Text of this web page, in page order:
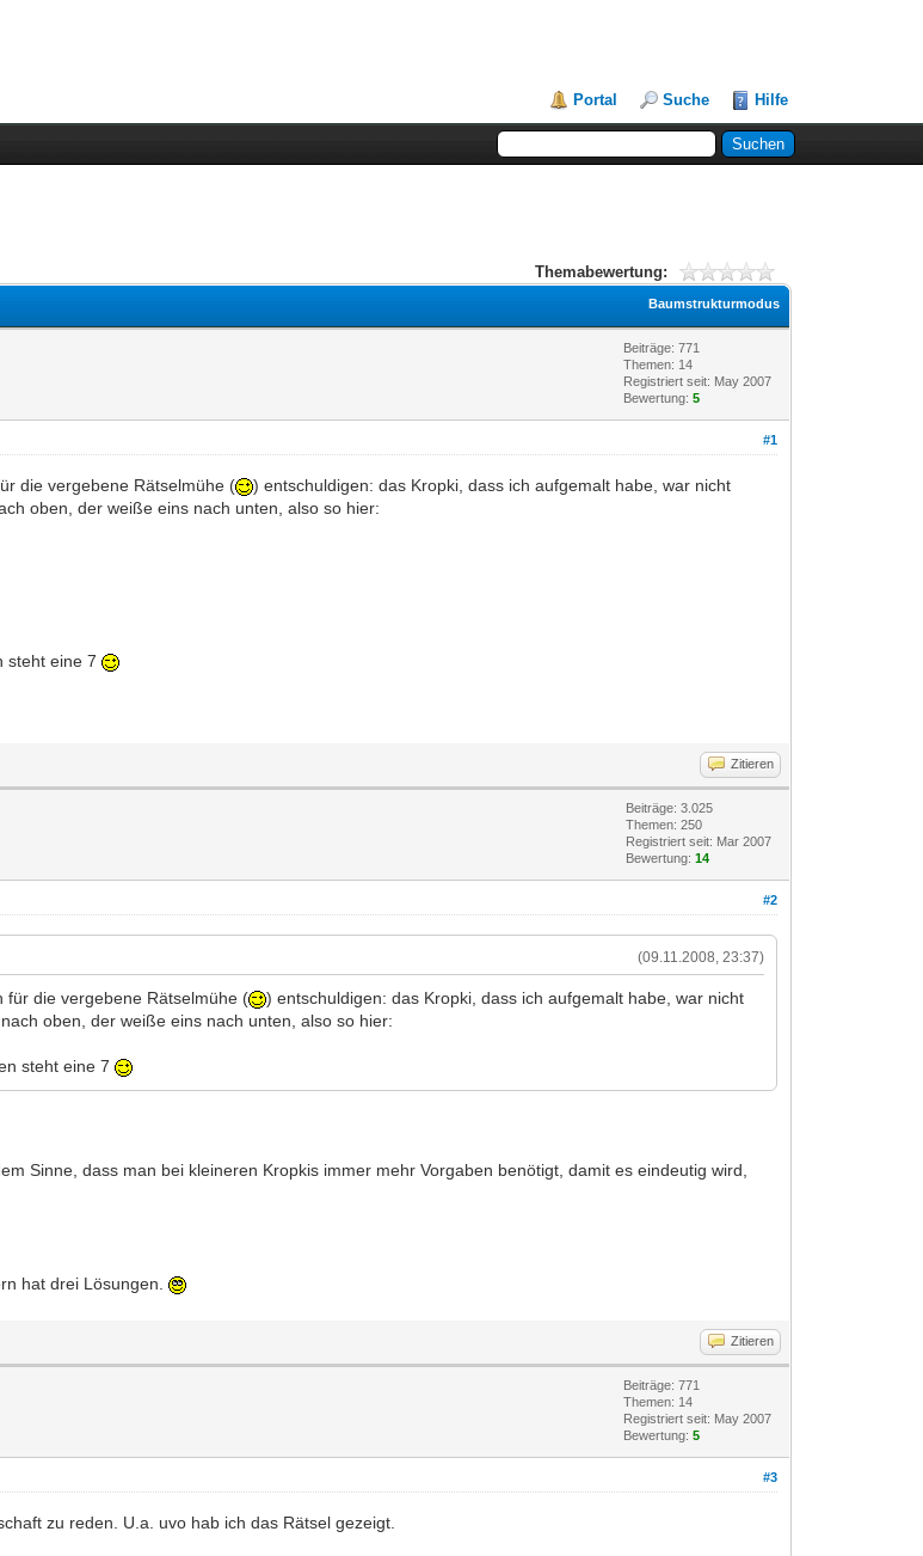
Portal Suche Hilfe
Themabewertung:
Baumstrukturmodus
Beiträge: 771
Themen: 14
Registriert seit: May 2007
Bewertung:5
#1
die vergebene Rätselmühe (
) entschuldigen: das Kropki, dass ich aufgemalt habe, war nicht
oben, der weiße eins nach unten, also so hier:
steht eine 7
Zitieren
Beiträge: 3.025
Themen: 250
Registriert seit: Mar 2007
Bewertung:14
#2
(09.11.2008, 23:37)
für die vergebene Rätselmühe (
) entschuldigen: das Kropki, dass ich aufgemalt habe, war nicht
oben, der weiße eins nach unten, also so hier:
steht eine 7
Sinne, dass man bei kleineren Kropkis immer mehr Vorgaben benötigt, damit es eindeutig wird,
hat drei Lösungen.
Zitieren
Beiträge: 771
Themen: 14
Registriert seit: May 2007
Bewertung:5
#3
zu reden. U.a. uvo hab ich das Rätsel gezeigt.